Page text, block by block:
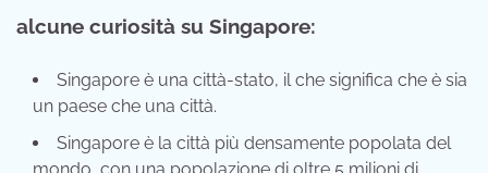
alcune curiosità su Singapore:
Singapore è una città-stato, il che significa che è sia
un paese che una città.
Singapore è la città più densamente popolata del
mondo, con una popolazione di oltre 5 milioni di